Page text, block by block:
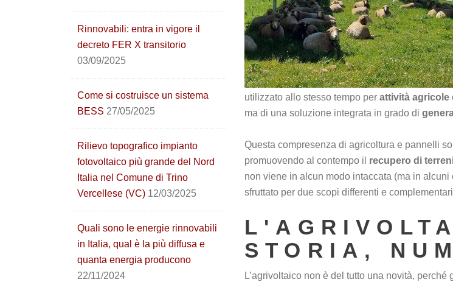
Rinnovabili: entra in vigore il
decreto FER X transitorio
03/09/2025
Come si costruisce un sistema
BESS 27/05/2025
Rilievo topografico impianto
fotovoltaico più grande del Nord
Italia nel Comune di Trino
Vercellese (VC) 12/03/2025
Quali sono le energie rinnovabili
in Italia, qual è la più diffusa e
quanta energia producono
22/11/2024
utilizzato allo stesso tempo per attività agricole
ma di una soluzione integrata in grado di
Questa compresenza di agricoltura e pannelli
promuovendo al contempo il recupero di
non viene in alcun modo intaccata (ma in
sfruttato per due scopi differenti e
STORIA,
L’agrivoltaico non è del tutto una novità,